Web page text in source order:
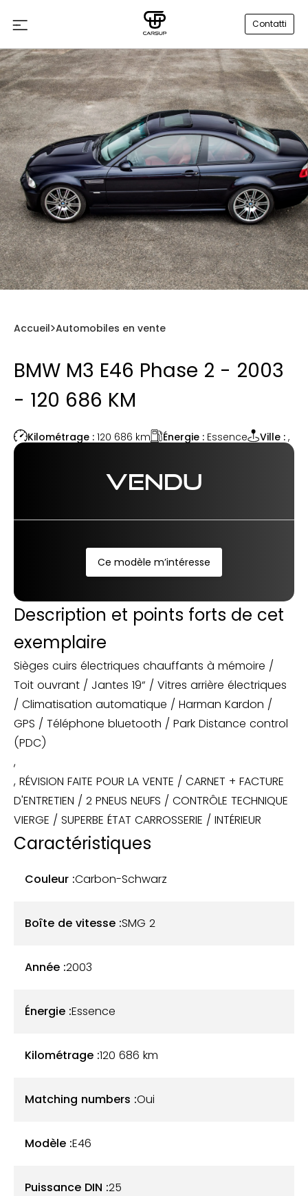
Contatti
Accueil Automobiles en vente
BMW M3 E46 Phase 2 - 2003
- 120 686 KM
Kilométrage : 120 686 km Énergie : Essence Ville : ,
VENDU
Ce modèle m’intéresse
Description et points forts de cet
exemplaire
Sièges cuirs électriques chauffants à mémoire /
Toit ouvrant / Jantes 19“ / Vitres arrière électriques
/ Climatisation automatique / Harman Kardon /
GPS / Téléphone bluetooth / Park Distance control
(PDC)
,
, RÉVISION FAITE POUR LA VENTE / CARNET + FACTURE
D'ENTRETIEN / 2 PNEUS NEUFS / CONTRÔLE TECHNIQUE
VIERGE / SUPERBE ÉTAT CARROSSERIE / INTÉRIEUR
Caractéristiques
Couleur :Carbon-Schwarz
Boîte de vitesse :SMG 2
Année :2003
Énergie :Essence
Kilométrage :120 686 km
Matching numbers :Oui
Modèle :E46
Puissance DIN :25